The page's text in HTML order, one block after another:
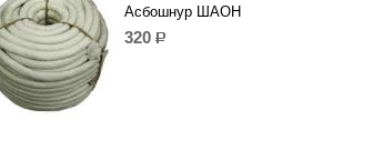
Асбошнур ШАОН
320 р.